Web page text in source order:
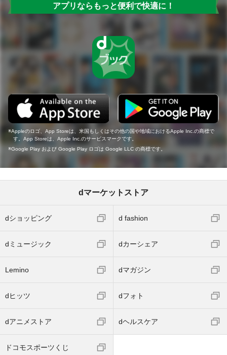
アプリならもっと便利で快適に！
Appleのロゴ、App Storeは、米国もしくはその他の国や地域におけるApple Inc.の商標で
す。App Storeは、Apple Inc.のサービスマークです。
Google Play および Google Play ロゴは Google LLC の商標です。
dマーケットストア
dショッピング d fashion
dミュージック dカーシェア
Lemino dマガジン
dヒッツ dフォト
dアニメストア dヘルスケア
ドコモスポーツくじ